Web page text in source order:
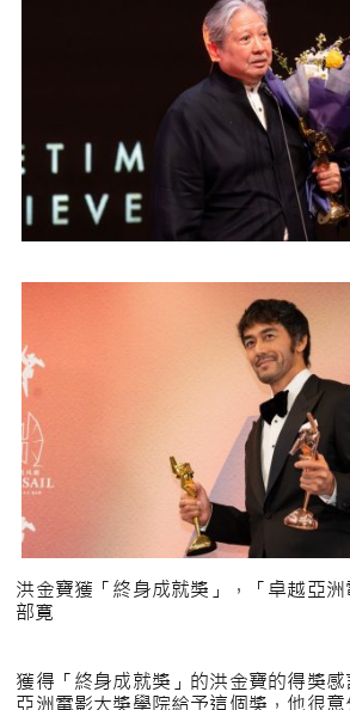
洪金寶獲「終身成就獎」，「卓越亞
部寛
獲得「終身成就獎」的洪金寶的得獎